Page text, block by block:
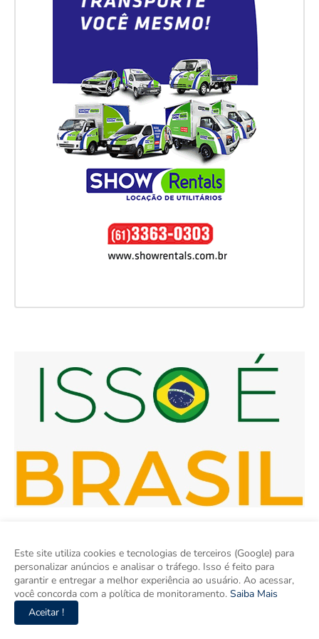
Isso é Brasil é seu site de notícias e um espaço para discutir as
Regiões do Brasil. Aqui tem informação de verdade com
Este site utiliza cookies e tecnologias de terceiros (Google) para
personalizar anúncios e analisar o tráfego. Isso é feito para
garantir e entregar a melhor experiência ao usuário. Ao acessar,
você concorda com a política de monitoramento. Saiba Mais
Aceitar !